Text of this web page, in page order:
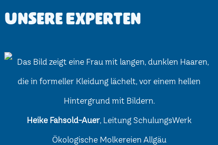
Unsere Experten
Heike Fahsold-Auer, Leitung SchulungsWerk
Ökologische Molkereien Allgäu